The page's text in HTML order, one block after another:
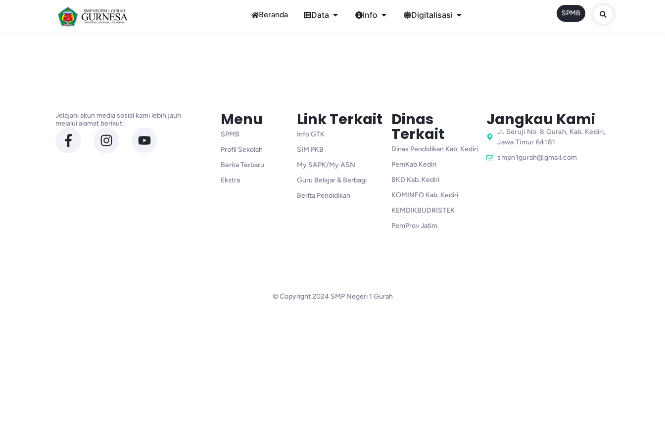
Beranda Data Info Digitalisasi SPMB
Jelajahi akun media sosial kami lebih jauh
melalui alamat berikut:
Menu
SPMB
Profil Sekolah
Berita Terbaru
Ekstra
Link Terkait
Info GTK
SIM PKB
My SAPK/My ASN
Guru Belajar & Berbagi
Berita Pendidikan
Dinas
Terkait
Dinas Pendidikan Kab. Kediri
PemKab Kediri
BKD Kab. Kediri
KOMINFO Kab. Kediri
KEMDIKBUDRISTEK
PemProv Jatim
Jangkau Kami
Jl. Seruji No. 8 Gurah, Kab. Kediri,
Jawa Timur 64181
smpn1gurah@gmail.com
© Copyright 2024 SMP Negeri 1 Gurah